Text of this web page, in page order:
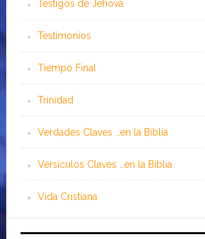
Testigos de Jehová
Testimonios
Tiempo Final
Trinidad
Verdades Claves …en la Biblia
Versículos Claves …en la Biblia
Vida Cristiana